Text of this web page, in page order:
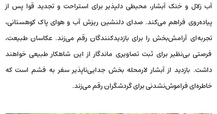
آب زلال و خنک آبشار، محیطی دلپذیر برای استراحت و تجدید قوا پس از
پیاده‌روی فراهم می‌کند. صدای دلنشین ریزش آب و هوای پاک کوهستانی،
تجربه‌ای آرامش‌بخش را برای بازدیدکنندگان رقم می‌زند. عکاسان طبیعت،
فرصتی بی‌نظیر برای ثبت تصاویری ماندگار از این شاهکار طبیعی خواهند
داشت. بازدید از آبشار لارمحله بخش جدایی‌ناپذیر سفر به فشم است که
خاطره‌ای فراموش‌نشدنی برای گردشگران رقم می‌زند.